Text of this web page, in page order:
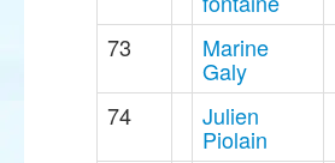
73 Marine
Galy
74 Julien
Piolain